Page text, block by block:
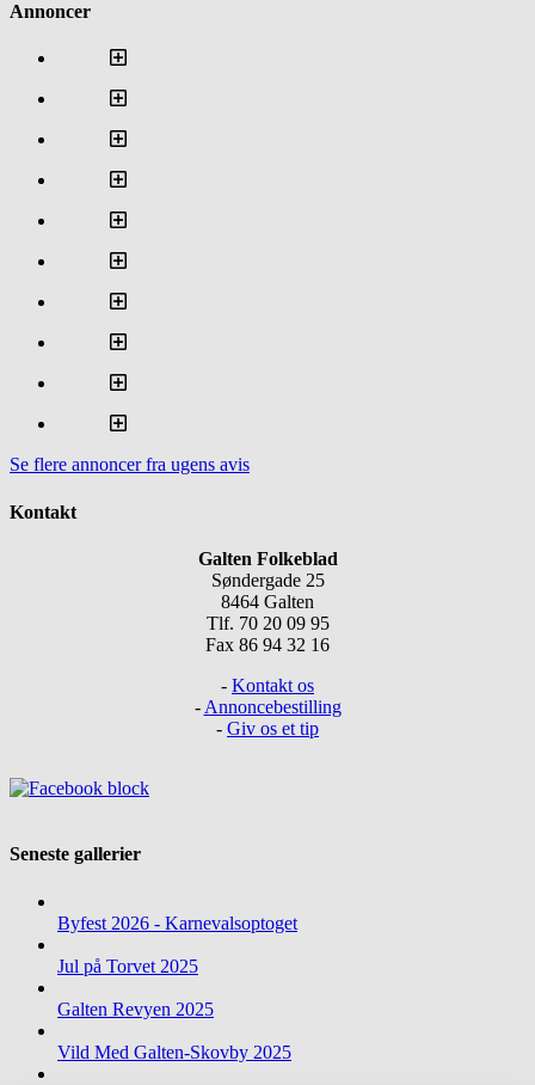
Annoncer
Se flere annoncer fra ugens avis
Kontakt
Galten Folkeblad
Søndergade 25
8464 Galten
Tlf. 70 20 09 95
Fax 86 94 32 16
- Kontakt os
- Annoncebestilling
- Giv os et tip
Seneste gallerier
Byfest 2026 - Karnevalsoptoget
Jul på Torvet 2025
Galten Revyen 2025
Vild Med Galten-Skovby 2025